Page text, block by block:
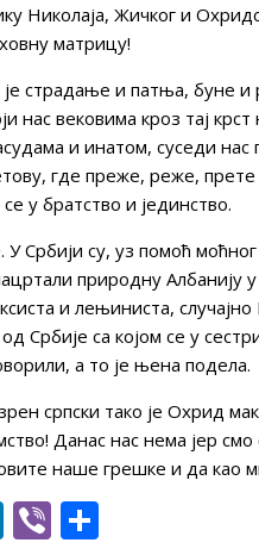
Николаја, Жичког и
матрицу!
страдање и патња, буне
нас вековима кроз тај
и инатом, суседи
где преже, реже,
у братство и јединство.
У Србији су, уз помоћ
природну Албанију
и лењиниста,
Србије са којом се у
а то је њена подела.
српски тако је Охрид
Данас нас нема јер
наше грешке и да као
Li Vi